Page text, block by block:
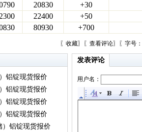
20830 +30
22400 +50
80930 +700
〖 收藏〗〖 查看评论〗〖字号：
铝锭现货报价
铝锭现货报价
铝锭现货报价
铝锭现货报价
）铝锭现货报价
发表评论
用户名：